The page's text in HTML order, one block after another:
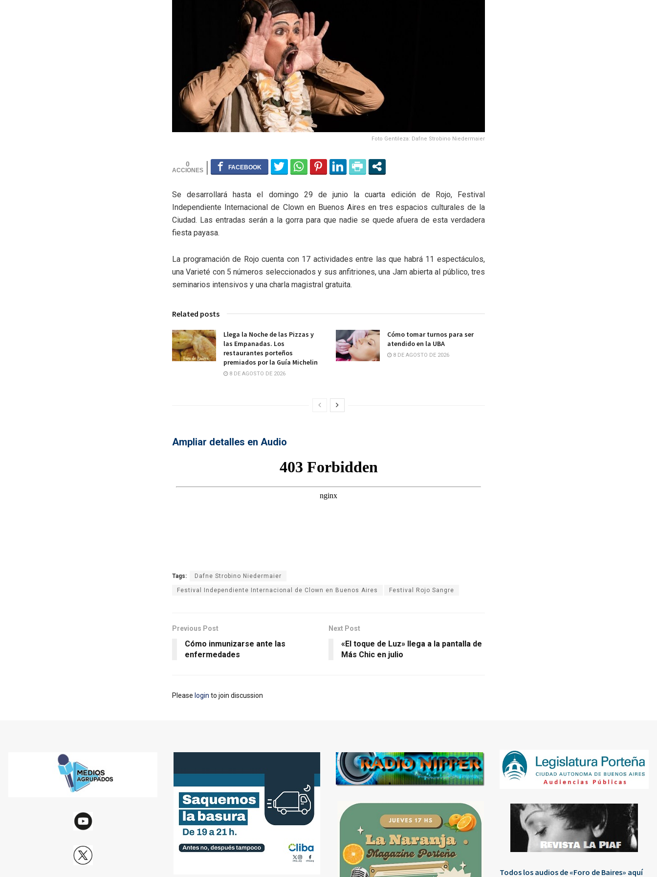
Foto Gentileza: Dafne Strobino Niedermaier
0
Se desarrollará hasta el domingo 29 de junio la cuarta edición de Rojo, Festival
Independiente Internacional de Clown en Buenos Aires en tres espacios culturales de la
Ciudad. Las entradas serán a la gorra para que nadie se quede afuera de esta verdadera
fiesta payasa.
La programación de Rojo cuenta con 17 actividades entre las que habrá 11 espectáculos,
una Varieté con 5 números seleccionados y sus anfitriones, una Jam abierta al público, tres
seminarios intensivos y una charla magistral gratuita.
Related posts
Llega la Noche de las Pizzas y
las Empanadas. Los
restaurantes porteños
premiados por la Guía Michelin
8 DE AGOSTO DE 2026
Cómo tomar turnos para ser
atendido en la UBA
8 DE AGOSTO DE 2026
Ampliar detalles en Audio
Tags: Dafne Strobino Niedermaier
Festival Independiente Internacional de Clown en Buenos Aires Festival Rojo Sangre
Previous Post
Cómo inmunizarse ante las
enfermedades
Next Post
«El toque de Luz» llega a la pantalla de
Más Chic en julio
Please login to join discussion
Todos los audios de «Foro de Baires» aquí